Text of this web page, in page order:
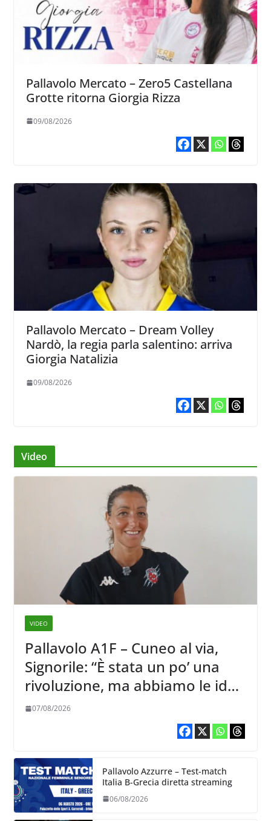
Pallavolo Mercato – Zero5 Castellana
Grotte ritorna Giorgia Rizza
09/08/2026
Pallavolo Mercato – Dream Volley
Nardò, la regia parla salentino: arriva
Giorgia Natalizia
09/08/2026
Video
VIDEO
Pallavolo A1F – Cuneo al via,
Signorile: “È stata un po’ una
rivoluzione, ma abbiamo le idee
chiare siu cosa vogliamo fare”
07/08/2026
Pallavolo Azzurre – Test-match
Italia B-Grecia diretta streaming
06/08/2026